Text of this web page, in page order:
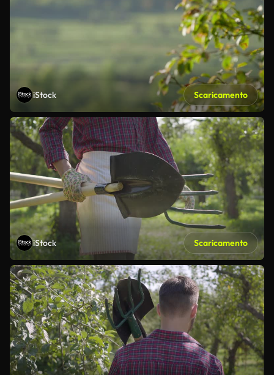
iStock Scaricamento
iStock Scaricamento